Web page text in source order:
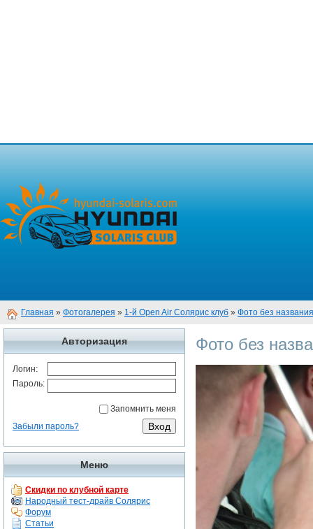
Главная » Фотогалерея » 1-й Open Air Солярис клуб » Фото без названия
Авторизация
Логин:
Пароль:
Запомнить меня
Забыли пароль?
Меню
Скидки по клубной карте
Народный тест-драйв Солярис
Форум
Статьи
Фото без